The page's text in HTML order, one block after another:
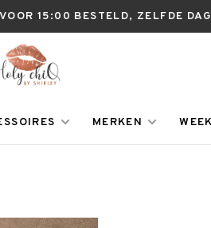
15:00 BESTELD, ZELFDE
MERKEN